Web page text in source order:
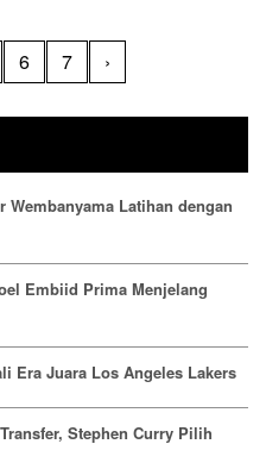
6 7 ›
Wembanyama Latihan dengan
Embiid Prima Menjelang
Era Juara Los Angeles Lakers
Stephen Curry Pilih